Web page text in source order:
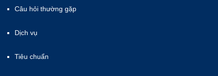
Câu hỏi thường gặp
Dịch vụ
Tiêu chuẩn